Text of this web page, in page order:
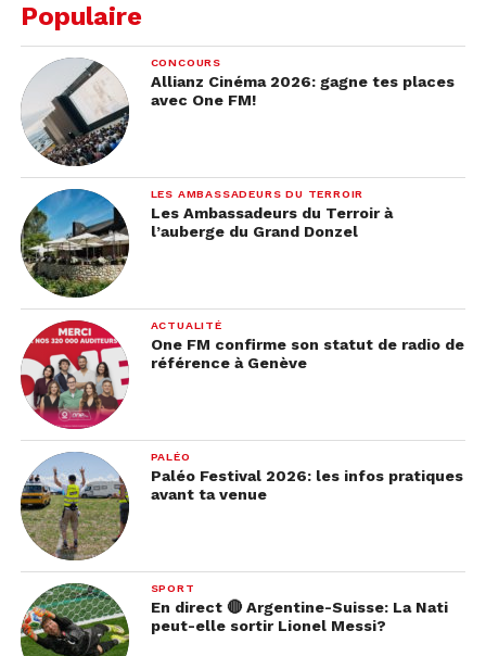
Populaire
CONCOURS
Allianz Cinéma 2026: gagne tes places
avec One FM!
LES AMBASSADEURS DU TERROIR
Les Ambassadeurs du Terroir à
l’auberge du Grand Donzel
ACTUALITÉ
One FM confirme son statut de radio de
référence à Genève
PALÉO
Paléo Festival 2026: les infos pratiques
avant ta venue
SPORT
En direct 🔴 Argentine-Suisse: La Nati
peut-elle sortir Lionel Messi?